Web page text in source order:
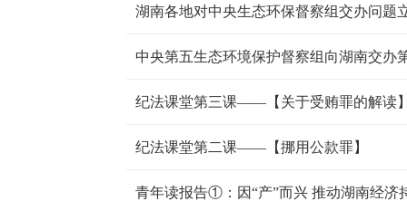
湖南各地对中央生态环保督察组交办问题
中央第五生态环境保护督察组向湖南交办
纪法课堂第三课——【关于受贿罪的解读
纪法课堂第二课——【挪用公款罪】
青年读报告①：因“产”而兴 推动湖南经济